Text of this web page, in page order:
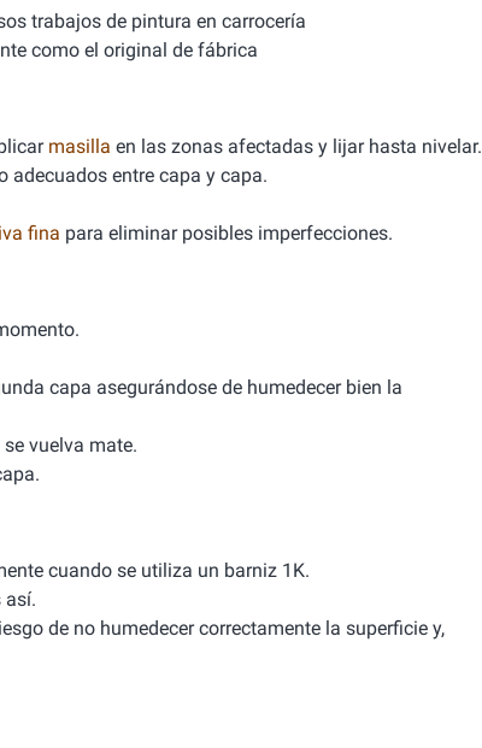
trabajos de pintura en carrocería
como el original de fábrica
masilla en las zonas afectadas y lijar hasta nivelar.
adecuados entre capa y capa.
fina para eliminar posibles imperfecciones.
capa asegurándose de humedecer bien la
vuelva mate.
cuando se utiliza un barniz 1K.
así.
de no humedecer correctamente la superficie y,